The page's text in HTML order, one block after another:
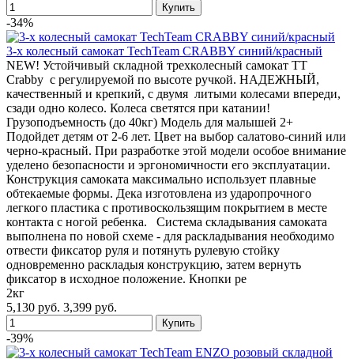
-34%
3-х колесный самокат TechTeam CRABBY синий/красный
NEW! Устойчивый складной трехколесный самокат TT
Crabby с регулируемой по высоте ручкой. НАДЕЖНЫЙ,
качественный и крепкий, с двумя литыми колесами впереди,
сзади одно колесо. Колеса светятся при катании!
Грузоподъемность (до 40кг) Модель для малышей 2+
Подойдет детям от 2-6 лет. Цвет на выбор салатово-синий или
черно-красный. При разработке этой модели особое внимание
уделено безопасности и эргономичности его эксплуатации.
Конструкция самоката максимально использует плавные
обтекаемые формы. Дека изготовлена из ударопрочного
легкого пластика с противоскользящим покрытием в месте
контакта с ногой ребенка. Система складывания самоката
выполнена по новой схеме - для раскладывания необходимо
отвести фиксатор руля и потянуть рулевую стойку
одновременно раскладыя конструкцию, затем вернуть
фиксатор в исходное положение. Кнопки ре
2кг
5,130 руб. 3,399 руб.
-39%